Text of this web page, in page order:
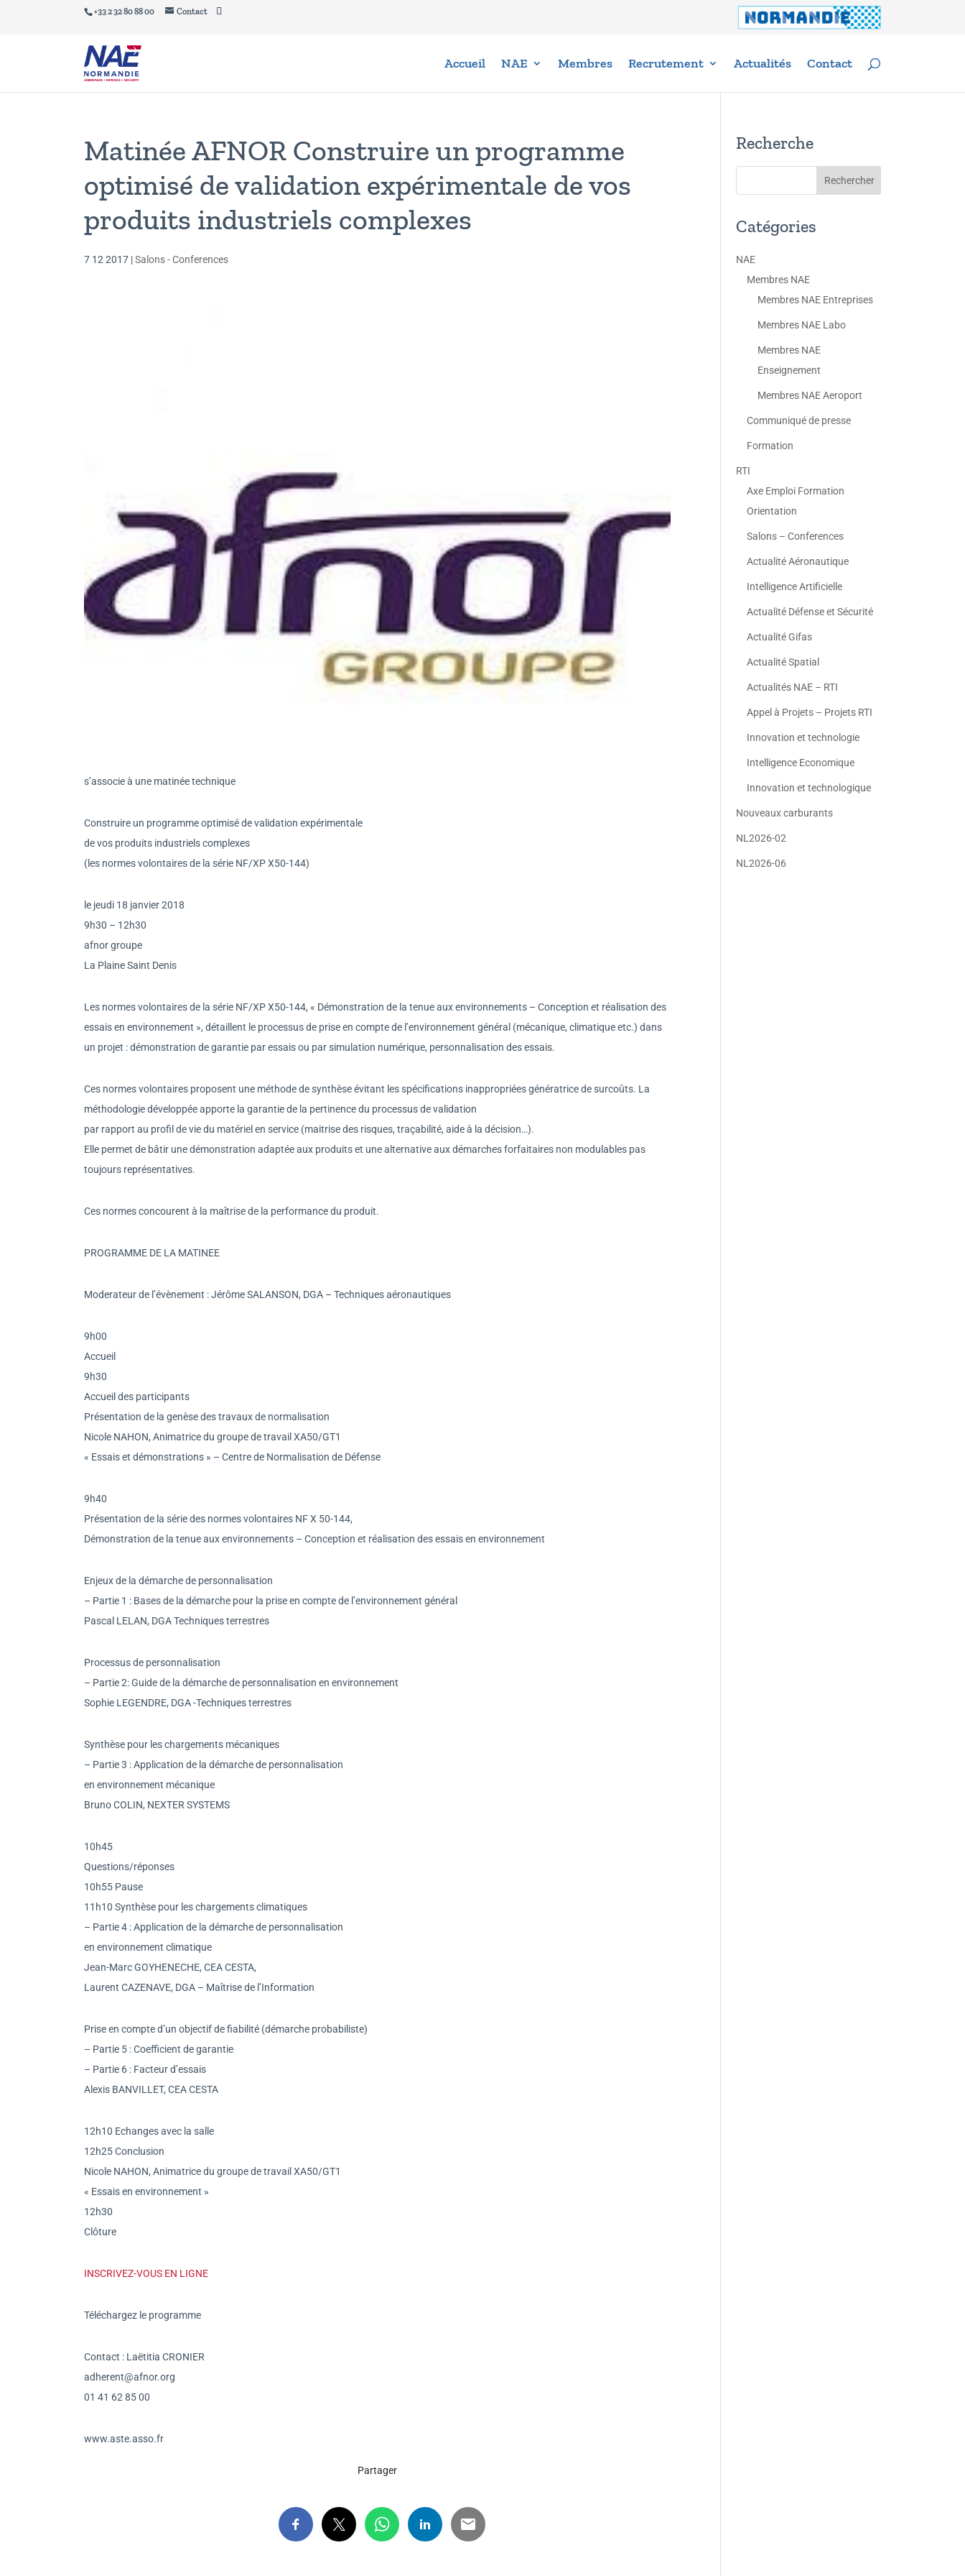
+33 2 32 80 88 00 Contact
Accueil NAE Membres Recrutement Actualités Contact
Matinée AFNOR Construire un programme
optimisé de validation expérimentale de vos
produits industriels complexes
7 12 2017 |Salons - Conferences
s’associe à une matinée technique
Construire un programme optimisé de validation expérimentale
de vos produits industriels complexes
(les normes volontaires de la série NF/XP X50-144)
le jeudi 18 janvier 2018
9h30 – 12h30
afnor groupe
La Plaine Saint Denis
Les normes volontaires de la série NF/XP X50-144, « Démonstration de la tenue aux environnements – Conception et réalisation des
essais en environnement », détaillent le processus de prise en compte de l’environnement général (mécanique, climatique etc.) dans
un projet : démonstration de garantie par essais ou par simulation numérique, personnalisation des essais.
Ces normes volontaires proposent une méthode de synthèse évitant les spécifications inappropriées génératrice de surcoûts. La
méthodologie développée apporte la garantie de la pertinence du processus de validation
par rapport au profil de vie du matériel en service (maitrise des risques, traçabilité, aide à la décision…).
Elle permet de bâtir une démonstration adaptée aux produits et une alternative aux démarches forfaitaires non modulables pas
toujours représentatives.
Ces normes concourent à la maîtrise de la performance du produit.
PROGRAMME DE LA MATINEE
Moderateur de l’évènement : Jérôme SALANSON, DGA – Techniques aéronautiques
9h00
Accueil
9h30
Accueil des participants
Présentation de la genèse des travaux de normalisation
Nicole NAHON, Animatrice du groupe de travail XA50/GT1
« Essais et démonstrations » – Centre de Normalisation de Défense
9h40
Présentation de la série des normes volontaires NF X 50-144,
Démonstration de la tenue aux environnements – Conception et réalisation des essais en environnement
Enjeux de la démarche de personnalisation
– Partie 1 : Bases de la démarche pour la prise en compte de l’environnement général
Pascal LELAN, DGA Techniques terrestres
Processus de personnalisation
– Partie 2: Guide de la démarche de personnalisation en environnement
Sophie LEGENDRE, DGA -Techniques terrestres
Synthèse pour les chargements mécaniques
– Partie 3 : Application de la démarche de personnalisation
en environnement mécanique
Bruno COLIN, NEXTER SYSTEMS
10h45
Questions/réponses
10h55 Pause
11h10 Synthèse pour les chargements climatiques
– Partie 4 : Application de la démarche de personnalisation
en environnement climatique
Jean-Marc GOYHENECHE, CEA CESTA,
Laurent CAZENAVE, DGA – Maîtrise de l’Information
Prise en compte d’un objectif de fiabilité (démarche probabiliste)
– Partie 5 : Coefficient de garantie
– Partie 6 : Facteur d’essais
Alexis BANVILLET, CEA CESTA
12h10 Echanges avec la salle
12h25 Conclusion
Nicole NAHON, Animatrice du groupe de travail XA50/GT1
« Essais en environnement »
12h30
Clôture
INSCRIVEZ-VOUS EN LIGNE
Téléchargez le programme
Contact : Laëtitia CRONIER
adherent@afnor.org
01 41 62 85 00
www.aste.asso.fr
Partager
Recherche
Catégories
NAE
Membres NAE
Membres NAE Entreprises
Membres NAE Labo
Membres NAE
Enseignement
Membres NAE Aeroport
Communiqué de presse
Formation
RTI
Axe Emploi Formation
Orientation
Salons – Conferences
Actualité Aéronautique
Intelligence Artificielle
Actualité Défense et Sécurité
Actualité Gifas
Actualité Spatial
Actualités NAE – RTI
Appel à Projets – Projets RTI
Innovation et technologie
Intelligence Economique
Innovation et technologique
Nouveaux carburants
NL2026-02
NL2026-06